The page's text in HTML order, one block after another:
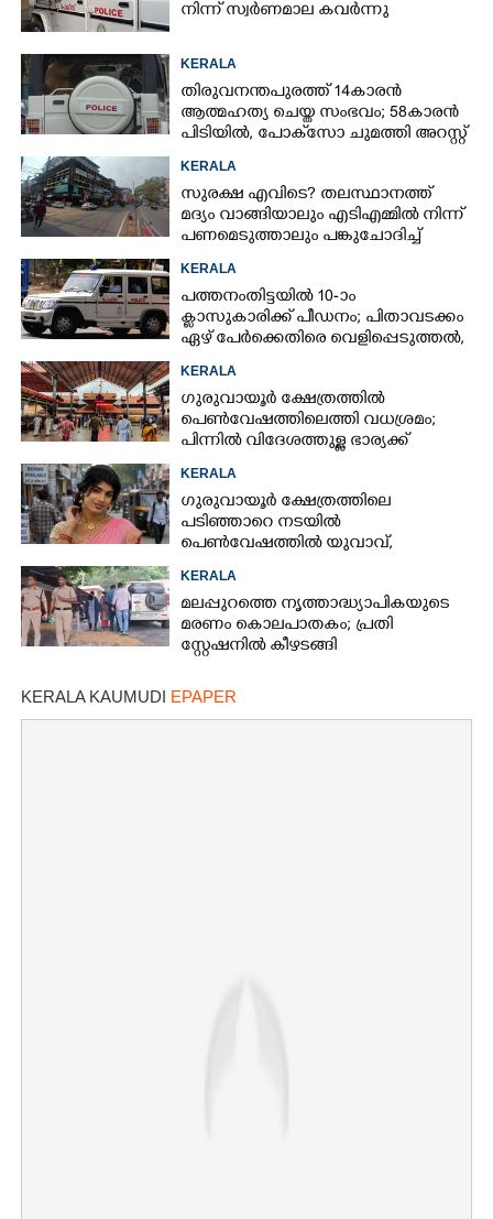
നിന്ന് സ്വർണമാല കവർന്നു
KERALA
തിരുവനന്തപുരത്ത് 14കാരൻ
ആത്മഹത്യ ചെയ്ത സംഭവം; 58കാരൻ
പിടിയിൽ, പോക്‌സോ ചുമത്തി അറസ്റ്റ്
KERALA
സുരക്ഷ എവിടെ?​ തലസ്ഥാനത്ത്
മദ്യം വാങ്ങിയാലും എടിഎമ്മിൽ നിന്ന്
പണമെടുത്താലും പങ്കുചോദിച്ച്
KERALA
പത്തനംതിട്ടയിൽ 10-ാം
ക്ലാസുകാരിക്ക് പീഡനം; പിതാവടക്കം
ഏഴ് പേർക്കെതിരെ വെളിപ്പെടുത്തൽ,
KERALA
ഗുരുവായൂർ ക്ഷേത്രത്തിൽ
പെൺവേഷത്തിലെത്തി വധശ്രമം;
പിന്നിൽ വിദേശത്തുള്ള ഭാര്യക്ക്
KERALA
ഗുരുവായൂർ ക്ഷേത്രത്തിലെ
പടിഞ്ഞാറെ നടയിൽ
പെൺവേഷത്തിൽ യുവാവ്,​
തെളിഞ്ഞത് വൻഗൂഢാലോചന
KERALA
മലപ്പുറത്തെ നൃത്താദ്ധ്യാപികയുടെ
മരണം കൊലപാതകം; പ്രതി
സ്റ്റേഷനിൽ കീഴടങ്ങി
KERALA KAUMUDI EPAPER